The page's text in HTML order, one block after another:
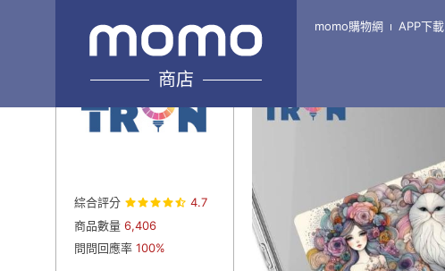
商店
momo購物網 APP下載
綜合評分
4.7
商品數量 6,406
問問回應率 100%